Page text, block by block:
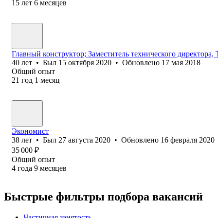
15 лет 6 месяцев
Главный конструктор; Заместитель технического директора,
40 лет • Был 15 октября 2020 • Обновлено 17 мая 2018
Общий опыт
21 год 1 месяц
Экономист
38 лет • Был 27 августа 2020 • Обновлено 16 февраля 2020
35 000 ₽
Общий опыт
4 года 9 месяцев
Быстрые фильтры подбора вакансий